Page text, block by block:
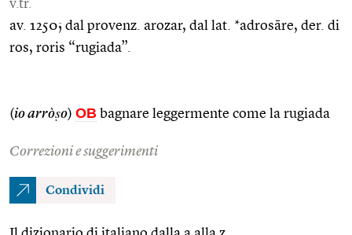
v.tr.
av. 1250; dal provenz. arozar, dal lat. *adrosāre, der. di
ros, roris “rugiada”.
(io arròṣo) OB bagnare leggermente come la rugiada
Correzioni e suggerimenti
Condividi